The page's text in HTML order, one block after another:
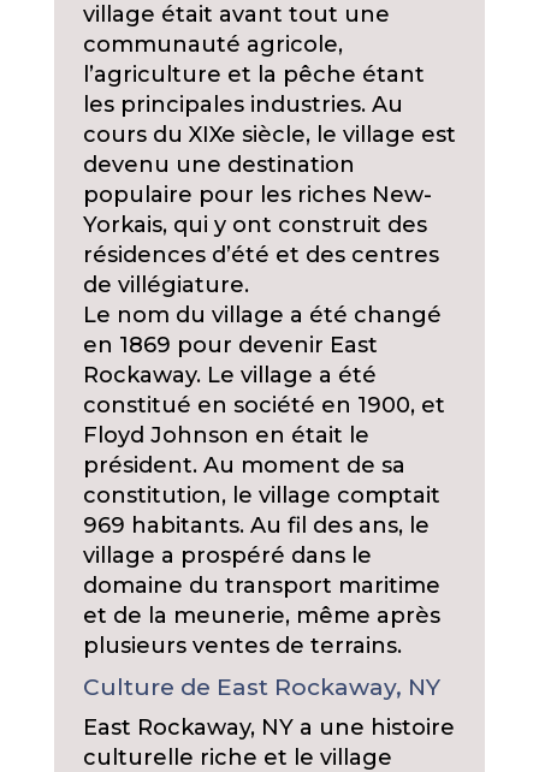
village était avant tout une
communauté agricole,
l’agriculture et la pêche étant
les principales industries. Au
cours du XIXe siècle, le village est
devenu une destination
populaire pour les riches New-
Yorkais, qui y ont construit des
résidences d’été et des centres
de villégiature.
Le nom du village a été changé
en 1869 pour devenir East
Rockaway. Le village a été
constitué en société en 1900, et
Floyd Johnson en était le
président. Au moment de sa
constitution, le village comptait
969 habitants. Au fil des ans, le
village a prospéré dans le
domaine du transport maritime
et de la meunerie, même après
plusieurs ventes de terrains.
Culture de East Rockaway, NY
East Rockaway, NY a une histoire
culturelle riche et le village